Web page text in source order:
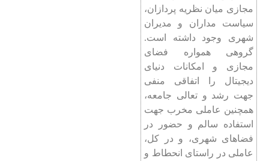
مجازی میان نظریه پردازان،
سیاست مداران و مدیران
شهری وجود داشته است.
گروهی همواره فضای
مجازی و امکانات دنیای
دیجیتال را اتفاقی منفی
جهت رشد و تعالی جامعه،
همچنین عاملی مخرب جهت
استفاده سالم و حضور در
فضاهای شهری، و در کل،
عاملی در راستای انحطاط و